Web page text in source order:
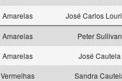
Amarelas José Carlos
Amarelas
Peter Sullivan
Amarelas
José Cautela
Vermelhas
Sandra